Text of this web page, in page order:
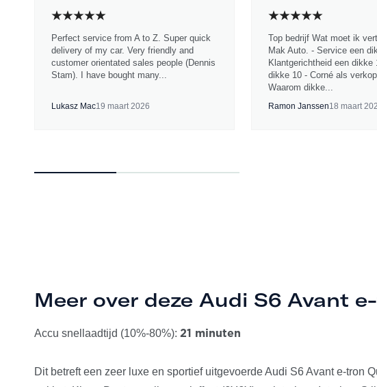
Perfect service from A to Z. Super quick
delivery of my car. Very friendly and
customer orientated sales people (Dennis
Stam). I have bought many...
Lukasz Mac19 maart 2026
Top bedrijf Wat moet ik
Mak Auto. - Service een
Klantgerichtheid een dikke
dikke 10 - Corné als
Waarom dikke...
Ramon Janssen18 maart
Meer over deze Audi S6 Avant
Accu snellaadtijd (10%-80%):21 minuten
Dit betreft een zeer luxe en sportief uitgevoerde Audi S6 Avant e-tron